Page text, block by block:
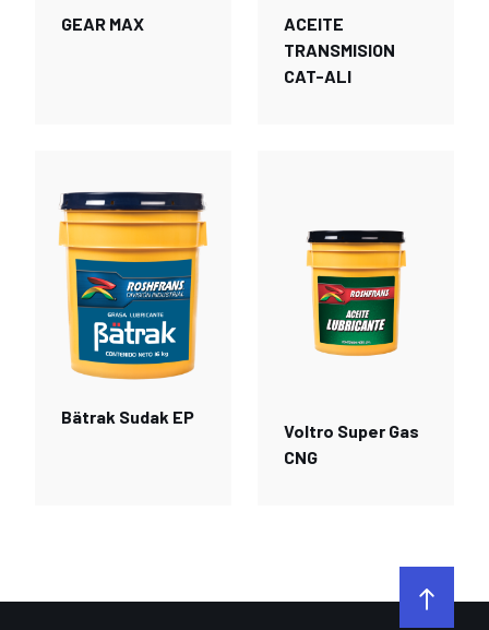
GEAR MAX
ACEITE
TRANSMISION
CAT-ALI
Bätrak Sudak EP
Voltro Super Gas
CNG